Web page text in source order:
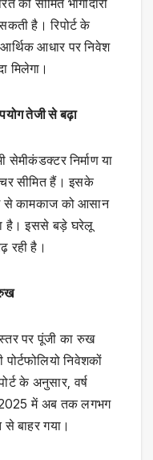
है। रिपोर्ट के
आधार पर निवेश
मिलेगा।
तेजी से बढ़ा
सेमीकंडक्टर निर्माण या
सीमित हैं। इसके
से कामकाज को आसान
है। इससे बड़े घरेलू
रही है।
पर पूंजी का रुख
निवेशकों
के अनुसार, वर्ष
में अब तक लगभग
बाहर गया।